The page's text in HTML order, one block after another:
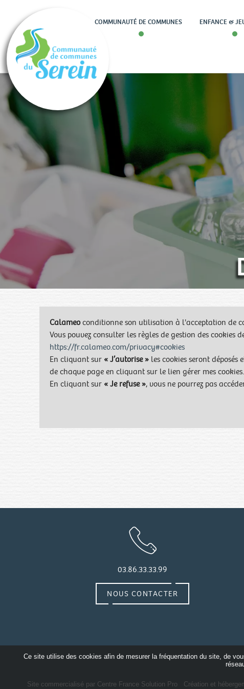
COMMUNAUTÉ DE COMMUNES ENFANCE &
Calameoconditionne son utilisation à l'acceptation de
Vous pouvez consulter les règles de gestion des cookies
https://fr.calameo.com/privacy#cookies
En cliquant sur « J’autorise » les cookies seront
de chaque page en cliquant sur le lien gérer mes cookies.
En cliquant sur « Je refuse », vous ne pourrez pas
03.86.33.33.99
NOUS CONTACTER
Site commercialisé par Centre France Solution Pro Création et
Ce site utilise des cookies afin de mesurer la fréquentation du site, de